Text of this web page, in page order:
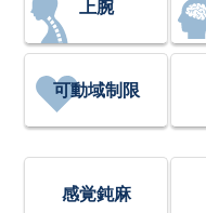
上腕
可動域制限
感覚鈍麻